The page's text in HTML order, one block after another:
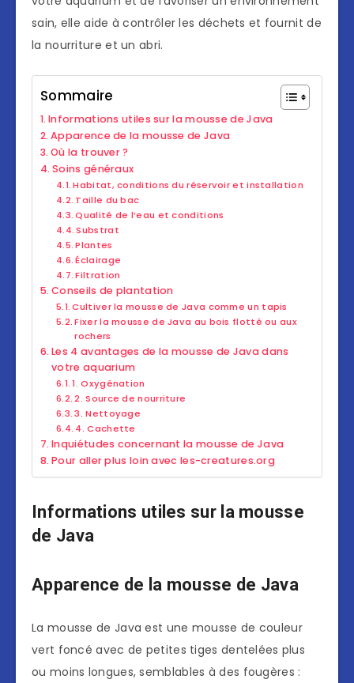
sain, elle aide à contrôler les déchets et fournit de
la nourriture et un abri.
Sommaire
Informations utiles sur la mousse de Java
Apparence de la mousse de Java
Où la trouver ?
Soins généraux
Habitat, conditions du réservoir et installation
Taille du bac
Qualité de l’eau et conditions
Substrat
Plantes
Éclairage
Filtration
Conseils de plantation
Cultiver la mousse de Java comme un tapis
Fixer la mousse de Java au bois flotté ou aux
rochers
Les 4 avantages de la mousse de Java dans
votre aquarium
1. Oxygénation
2. Source de nourriture
3. Nettoyage
4. Cachette
Inquiétudes concernant la mousse de Java
Pour aller plus loin avec les-creatures.org
Informations utiles sur la mousse
de Java
Apparence de la mousse de Java
La mousse de Java est une mousse de couleur
vert foncé avec de petites tiges dentelées plus
ou moins longues, semblables à des fougères :